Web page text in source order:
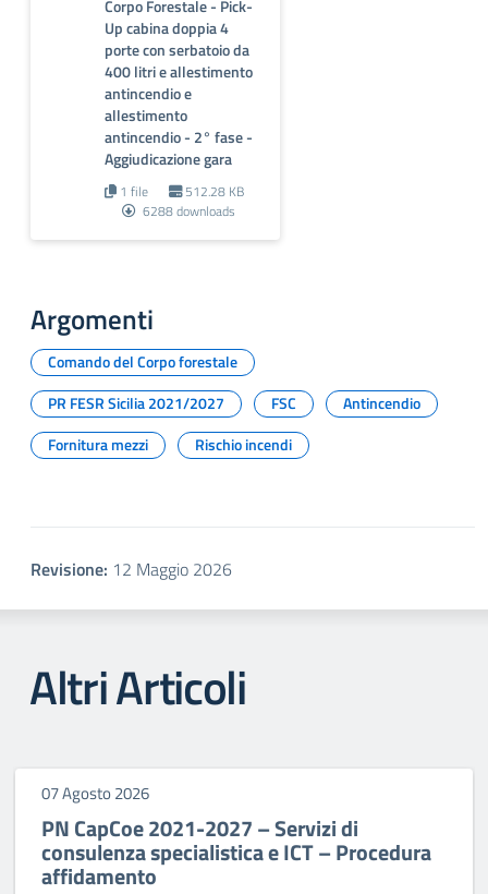
Corpo Forestale - Pick-
Up cabina doppia 4
porte con serbatoio da
400 litri e allestimento
antincendio e
allestimento
antincendio - 2° fase -
Aggiudicazione gara
1 file
512.28 KB
6288 downloads
Argomenti
Comando del Corpo forestale
PR FESR Sicilia 2021/2027
FSC
Antincendio
Fornitura mezzi
Rischio incendi
Revisione: 12 Maggio 2026
Altri Articoli
07 Agosto 2026
PN CapCoe 2021-2027 – Servizi di
consulenza specialistica e ICT – Procedura
affidamento